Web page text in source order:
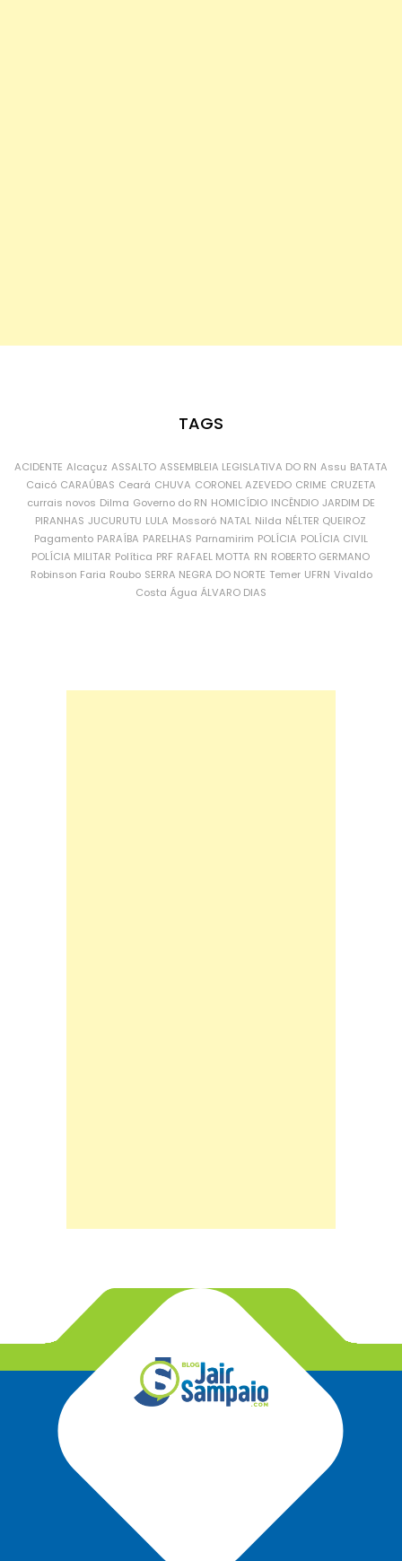
TAGS
ACIDENTE Alcaçuz ASSALTO ASSEMBLEIA LEGISLATIVA DO RN Assu BATATA
Caicó CARAÚBAS Ceará CHUVA CORONEL AZEVEDO CRIME CRUZETA
currais novos Dilma Governo do RN HOMICÍDIO INCÊNDIO JARDIM DE
PIRANHAS JUCURUTU LULA Mossoró NATAL Nilda NÉLTER QUEIROZ
Pagamento PARAÍBA PARELHAS Parnamirim POLÍCIA POLÍCIA CIVIL
POLÍCIA MILITAR Política PRF RAFAEL MOTTA RN ROBERTO GERMANO
Robinson Faria Roubo SERRA NEGRA DO NORTE Temer UFRN Vivaldo
Costa Água ÁLVARO DIAS